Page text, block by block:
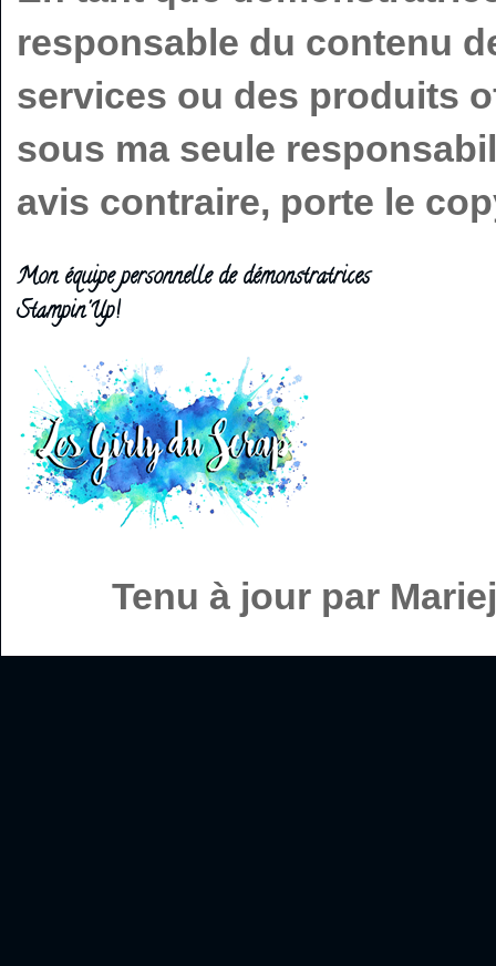
responsable du contenu
services ou des produits
sous ma seule
avis contraire, porte le
Mon équipe personnelle de démonstratrices
Stampin'Up!
Tenu à jour par